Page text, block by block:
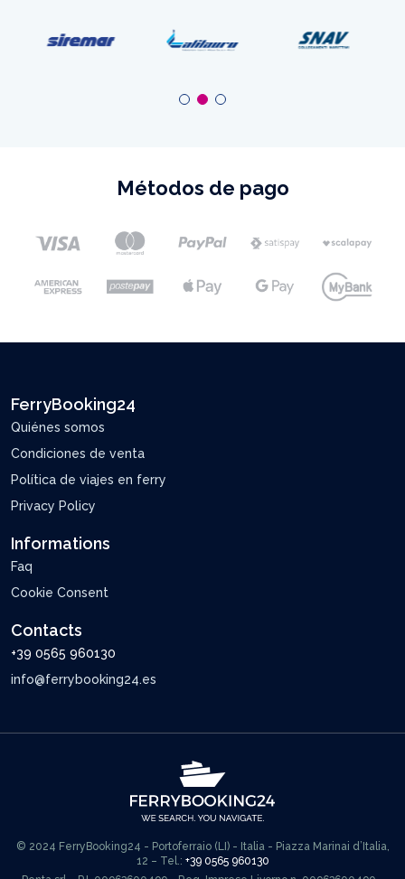
Métodos de pago
FerryBooking24
Quiénes somos
Condiciones de venta
Política de viajes en ferry
Privacy Policy
Informations
Faq
Cookie Consent
Contacts
+39 0565 960130
info@ferrybooking24.es
© 2024 FerryBooking24 - Portoferraio (LI) - Italia - Piazza Marinai d’Italia,
12 – Tel.: +39 0565 960130